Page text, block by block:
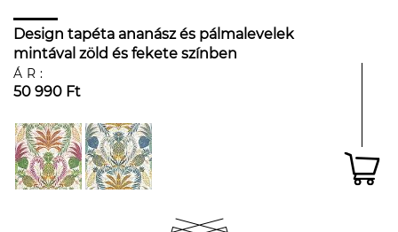
Design tapéta ananász és pálmalevelek
mintával zöld és fekete színben
ÁR:
50 990 Ft